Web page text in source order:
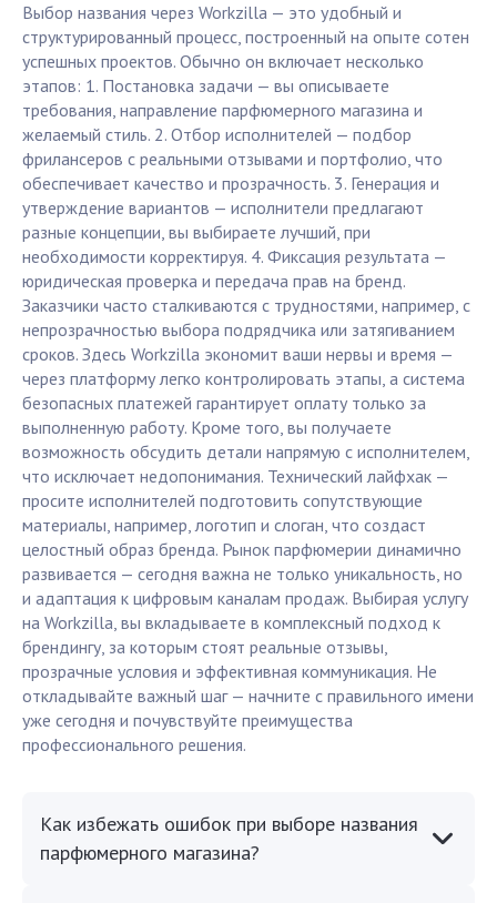
Выбор названия через Workzilla — это удобный и
структурированный процесс, построенный на опыте сотен
успешных проектов. Обычно он включает несколько
этапов: 1. Постановка задачи — вы описываете
требования, направление парфюмерного магазина и
желаемый стиль. 2. Отбор исполнителей — подбор
фрилансеров с реальными отзывами и портфолио, что
обеспечивает качество и прозрачность. 3. Генерация и
утверждение вариантов — исполнители предлагают
разные концепции, вы выбираете лучший, при
необходимости корректируя. 4. Фиксация результата —
юридическая проверка и передача прав на бренд.
Заказчики часто сталкиваются с трудностями, например, с
непрозрачностью выбора подрядчика или затягиванием
сроков. Здесь Workzilla экономит ваши нервы и время —
через платформу легко контролировать этапы, а система
безопасных платежей гарантирует оплату только за
выполненную работу. Кроме того, вы получаете
возможность обсудить детали напрямую с исполнителем,
что исключает недопонимания. Технический лайфхак —
просите исполнителей подготовить сопутствующие
материалы, например, логотип и слоган, что создаст
целостный образ бренда. Рынок парфюмерии динамично
развивается — сегодня важна не только уникальность, но
и адаптация к цифровым каналам продаж. Выбирая услугу
на Workzilla, вы вкладываете в комплексный подход к
брендингу, за которым стоят реальные отзывы,
прозрачные условия и эффективная коммуникация. Не
откладывайте важный шаг — начните с правильного имени
уже сегодня и почувствуйте преимущества
профессионального решения.
Как избежать ошибок при выборе названия
парфюмерного магазина?